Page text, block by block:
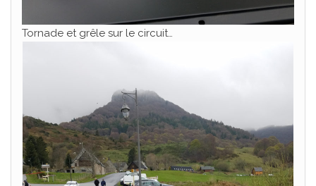
Tornade et grêle sur le circuit…